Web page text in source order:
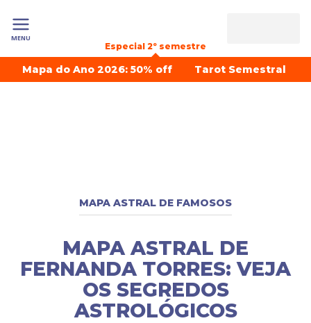
MENU
Especial 2º semestre
Mapa do Ano 2026: 50% off Tarot Semestral
MAPA ASTRAL DE FAMOSOS
MAPA ASTRAL DE
FERNANDA TORRES: VEJA
OS SEGREDOS
ASTROLÓGICOS